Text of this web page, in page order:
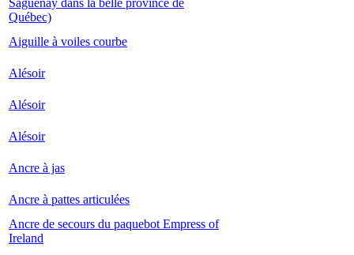
Saguenay dans la belle province de
Québec)
Aiguille à voiles courbe
Alésoir
Alésoir
Alésoir
Ancre à jas
Ancre à pattes articulées
Ancre de secours du paquebot Empress of
Ireland